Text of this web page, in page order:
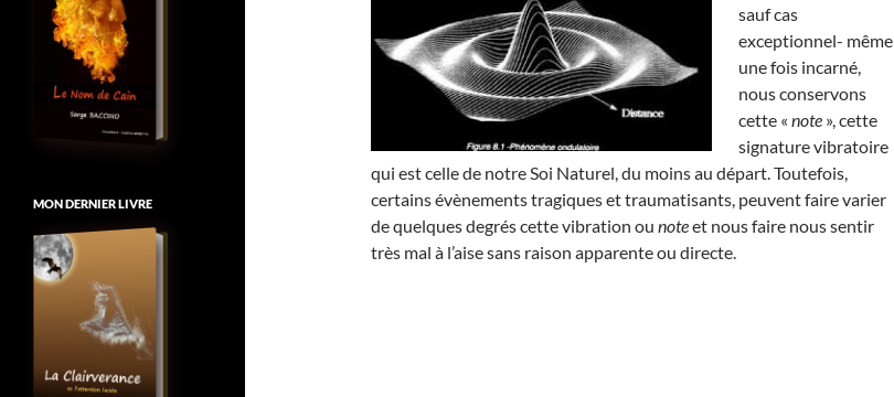
sauf cas
exceptionnel- même
une fois incarné,
nous conservons
cette « note », cette
signature vibratoire
qui est celle de notre Soi Naturel, du moins au départ. Toutefois,
certains évènements tragiques et traumatisants, peuvent faire varier
de quelques degrés cette vibration ou noteet nous faire nous sentir
très mal à l’aise sans raison apparente ou directe.
MON DERNIER LIVRE